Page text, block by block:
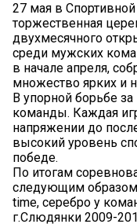
27 мая в
торжественная
двухмесячного
среди мужских
в начале апреля,
множество ярких и
В упорной борьбе
команды. Каждая
напряжении до
высокий уровень
победе.
По итогам
следующим
time, серебро у
г.Слюдянки 2009-